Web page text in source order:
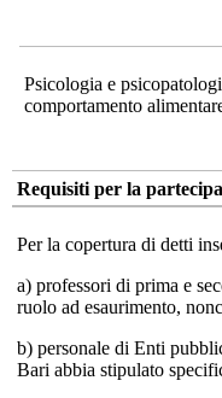
Psicologia e
comportamento
Requisiti per la
Per la copertura di detti
a) professori di prima e
ruolo ad esaurimento,
b) personale di Enti
Bari abbia stipulato